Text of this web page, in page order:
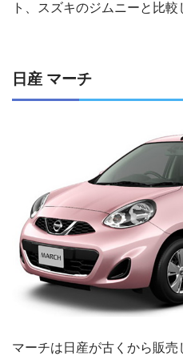
ト、スズキのジムニーと比較
日産 マーチ
マーチは日産が古くから販